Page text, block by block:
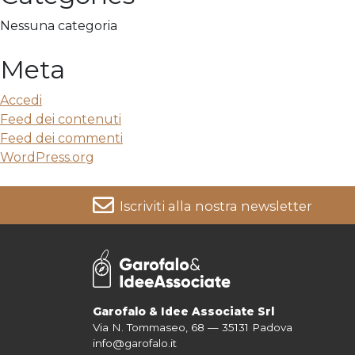
Nessuna categoria
Meta
Accedi
Feed dei contenuti
Feed dei commenti
WordPress.org
Iscriviti alla nostra newsletter
Garofalo & Idee Associate Srl
Via N. Tommaseo, 68 — 35131 Padova
info@garofalo.it